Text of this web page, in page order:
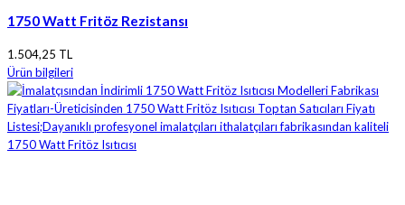
1750 Watt Fritöz Rezistansı
1.504,25 TL
Ürün bilgileri